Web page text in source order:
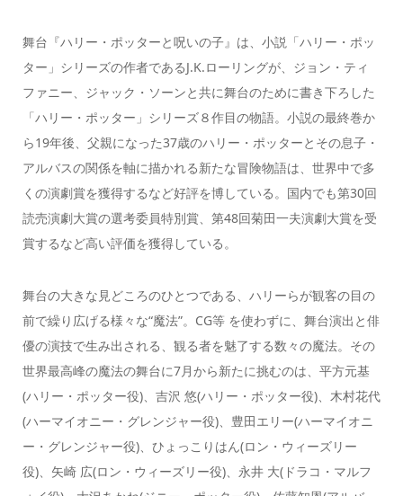
舞台『ハリー・ポッターと呪いの子』は、小説「ハリー・ポッ
ター」シリーズの作者であるJ.K.ローリングが、ジョン・ティ
ファニー、ジャック・ソーンと共に舞台のために書き下ろした
「ハリー・ポッター」シリーズ８作目の物語。小説の最終巻か
ら19年後、父親になった37歳のハリー・ポッターとその息子・
アルバスの関係を軸に描かれる新たな冒険物語は、世界中で多
くの演劇賞を獲得するなど好評を博している。国内でも第30回
読売演劇大賞の選考委員特別賞、第48回菊田一夫演劇大賞を受
賞するなど高い評価を獲得している。
舞台の大きな見どころのひとつである、ハリーらが観客の目の
前で繰り広げる様々な“魔法”。CG等 を使わずに、舞台演出と俳
優の演技で生み出される、観る者を魅了する数々の魔法。その
世界最高峰の魔法の舞台に7月から新たに挑むのは、平方元基
(ハリー・ポッター役)、吉沢 悠(ハリー・ポッター役)、木村花代
(ハーマイオニー・グレンジャー役)、豊田エリー(ハーマイオニ
ー・グレンジャー役)、ひょっこりはん(ロン・ウィーズリー
役)、矢崎 広(ロン・ウィーズリー役)、永井 大(ドラコ・マルフ